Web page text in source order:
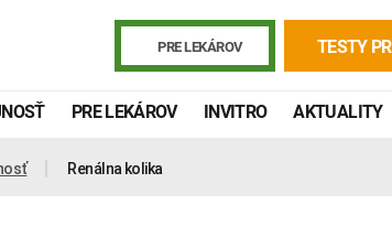
PRE LEKÁROV TESTY
PRE LEKÁROV INVITRO AKTUALITY
Renálna kolika